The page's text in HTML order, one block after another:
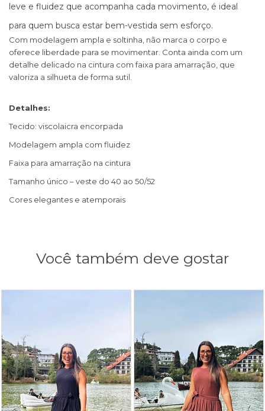
leve e fluidez que acompanha cada movimento, é ideal
para quem busca estar bem-vestida sem esforço.
Com modelagem ampla e soltinha, não marca o corpo e
oferece liberdade para se movimentar. Conta ainda com um
detalhe delicado na cintura com faixa para amarração, que
valoriza a silhueta de forma sutil.
Detalhes:
Tecido: viscolaicra encorpada
Modelagem ampla com fluidez
Faixa para amarração na cintura
Tamanho único – veste do 40 ao 50/52
Cores elegantes e atemporais
Você também deve gostar